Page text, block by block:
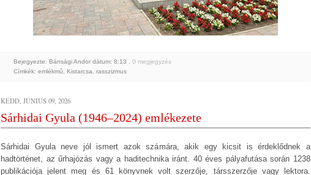
Bejegyezte: Bánsági Andor dátum: 8:13
, 0 megjegyzés
Címkék: emlékmű Kistarcsa rasszizmus
KEDD, JÚNIUS 09, 2026
Sárhidai Gyula (1946–2024) emlékezete
Sárhidai Gyula neve jól ismert azok számára, akik egy kicsit is érdeklődnek a
hadtörténet, az űrhajózás vagy a haditechnika iránt. 40 éves pályafutása során 1238
publikációja jelent meg és 61 könyvnek volt szerzője, társszerzője vagy lektora.